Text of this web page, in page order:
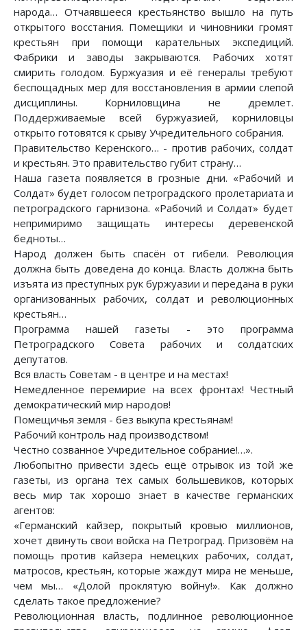
народа… Отчаявшееся крестьянство вышло на путь
открытого восстания. Помещики и чиновники громят
крестьян при помощи карательных экспедиций.
Фабрики и заводы закрываются. Рабочих хотят
смирить голодом. Буржуазия и её генералы требуют
беспощадных мер для восстановления в армии слепой
дисциплины. Корниловщина не дремлет.
Поддерживаемые всей буржуазией, корниловцы
открыто готовятся к срыву Учредительного собрания.
Правительство Керенского… - против рабочих, солдат
и крестьян. Это правительство губит страну…
Наша газета появляется в грозные дни. «Рабочий и
Солдат» будет голосом петроградского пролетариата и
петроградского гарнизона. «Рабочий и Солдат» будет
непримиримо защищать интересы деревенской
бедноты…
Народ должен быть спасён от гибели. Революция
должна быть доведена до конца. Власть должна быть
изъята из преступных рук буржуазии и передана в руки
организованных рабочих, солдат и революционных
крестьян…
Программа нашей газеты - это программа
Петроградского Совета рабочих и солдатских
депутатов.
Вся власть Советам - в центре и на местах!
Немедленное перемирие на всех фронтах! Честный
демократический мир народов!
Помещичья земля - без выкупа крестьянам!
Рабочий контроль над производством!
Честно созванное Учредительное собрание!…».
Любопытно привести здесь ещё отрывок из той же
газеты, из органа тех самых большевиков, которых
весь мир так хорошо знает в качестве германских
агентов:
«Германский кайзер, покрытый кровью миллионов,
хочет двинуть свои войска на Петроград. Призовём на
помощь против кайзера немецких рабочих, солдат,
матросов, крестьян, которые жаждут мира не меньше,
чем мы… «Долой проклятую войну!». Как должно
сделать такое предложение?
Революционная власть, подлинное революционное